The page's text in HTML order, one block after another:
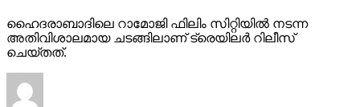
ഹൈദരാബാദിലെ റാമോജി ഫിലിം സിറ്റിയില്‍ നടന്ന
അതിവിശാലമായ ചടങ്ങിലാണ് ട്രെയിലര്‍ റിലീസ്
ചെയ്തത്.